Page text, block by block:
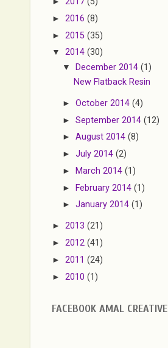
► 2016 (8)
► 2015 (35)
▼ 2014 (30)
▼December 2014(1)
New Flatback Resin
►October 2014(4)
►September 2014(12)
►August 2014(8)
►July 2014(2)
► March 2014(1)
► February 2014(1)
►January 2014(1)
► 2013 (21)
► 2012 (41)
► 2011 (24)
► 2010 (1)
FACEBOOK AMAL CREATIVE